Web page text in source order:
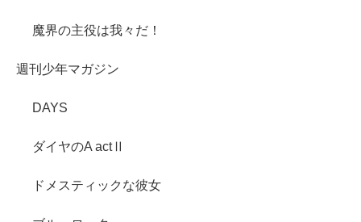
魔界の主役は我々だ！
週刊少年マガジン
DAYS
ダイヤのA actⅡ
ドメスティックな彼女